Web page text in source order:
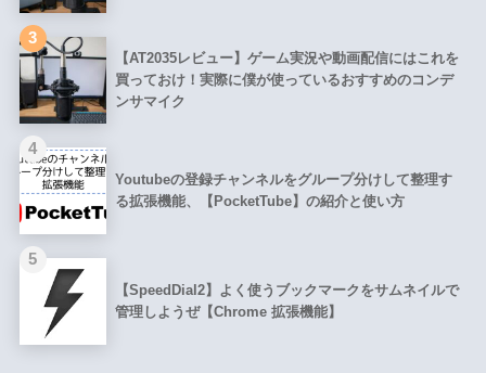
3
【AT2035レビュー】ゲーム実況や動画配信にはこれを
買っておけ！実際に僕が使っているおすすめのコンデ
ンサマイク
4
Youtubeの登録チャンネルをグループ分けして整理す
る拡張機能、【PocketTube】の紹介と使い方
5
【SpeedDial2】よく使うブックマークをサムネイルで
管理しようぜ【Chrome 拡張機能】